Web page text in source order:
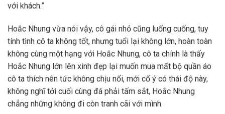
với khách.”
Hoắc Nhung vừa nói vậy, cô gái nhỏ cũng luống cuống, tuy
tính tình cô ta không tốt, nhưng tuổi lại không lớn, hoàn toàn
không cùng một hạng với Hoắc Nhung, cô ta chính là thấy
Hoắc Nhung lớn lên xinh đẹp lại muốn mua mất bộ quần áo
cô ta thích nên tức không chịu nổi, mới cố ý có thái độ này,
không nghĩ tới cuối cùng đá phải tấm sắt, Hoắc Nhung
chẳng những không đi còn tranh cãi với mình.